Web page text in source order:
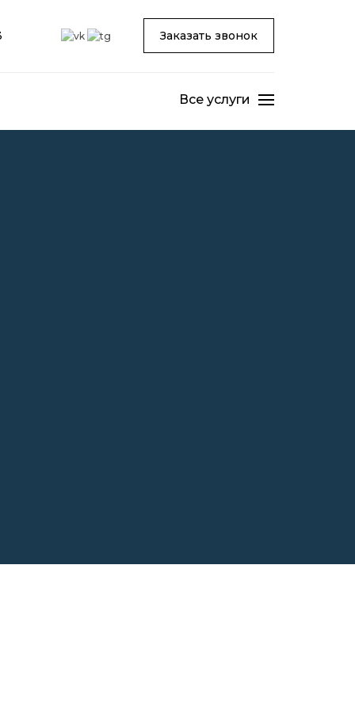
Заказать звонок
Все услуги